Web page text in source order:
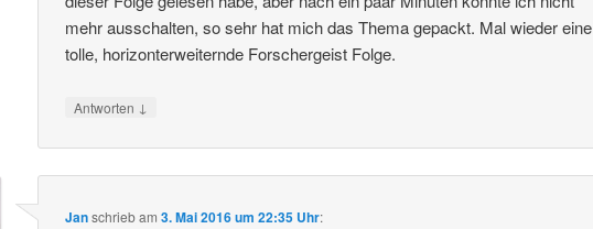
mehr ausschalten, so sehr hat mich das Thema gepackt. Mal wieder eine
tolle, horizonterweiternde Forschergeist Folge.
Antworten ↓
Janschriebam3. Mai 2016 um 22:35 Uhr: